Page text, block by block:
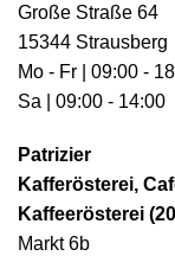
Große Straße 64
15344 Strausberg
Mo - Fr | 09:00 -
Sa | 09:00 - 14:00
Patrizier
Kafferösterei,
Kaffeerösterei
Markt 6b